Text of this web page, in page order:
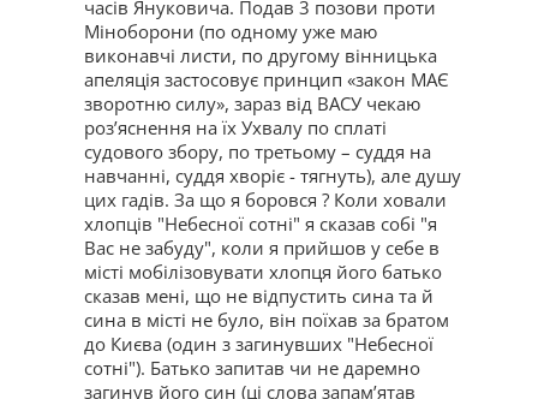
часів Януковича. Подав 3 позови проти
Міноборони (по одному уже маю
виконавчі листи, по другому вінницька
апеляція застосовує принцип «закон МАЄ
зворотню силу», зараз від ВАСУ чекаю
роз’яснення на їх Ухвалу по сплаті
судового збору, по третьому – суддя на
навчанні, суддя хворіє - тягнуть), але душу
цих гадів. За що я боровся ? Коли ховали
хлопців "Небесної сотні" я сказав собі "я
Вас не забуду", коли я прийшов у себе в
місті мобілізовувати хлопця його батько
сказав мені, що не відпустить сина та й
сина в місті не було, він поїхав за братом
до Києва (один з загинувших "Небесної
сотні"). Батько запитав чи не даремно
загинув його син (ці слова запам’ятав